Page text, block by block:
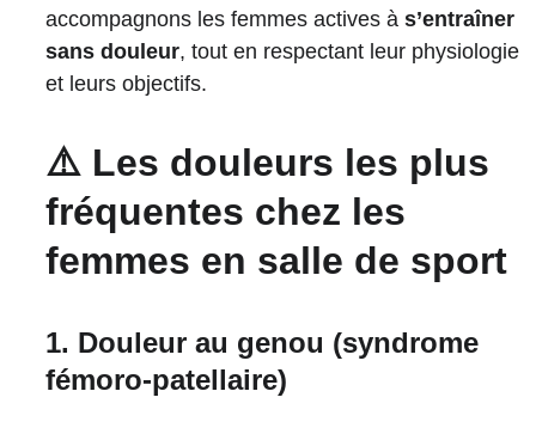
accompagnons les femmes actives à s’entraîner
sans douleur, tout en respectant leur physiologie
et leurs objectifs.
⚠️ Les douleurs les plus
fréquentes chez les
femmes en salle de sport
1. Douleur au genou (syndrome
fémoro-patellaire)